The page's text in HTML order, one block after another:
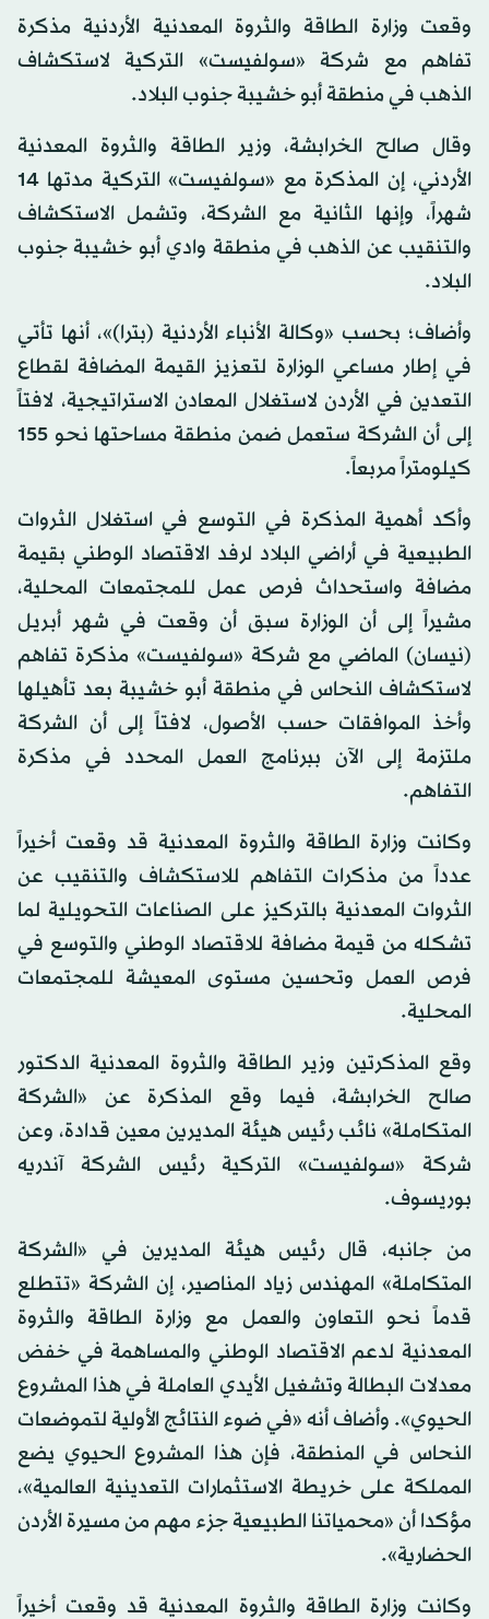
وقعت وزارة الطاقة والثروة المعدنية الأردنية مذكرة
تفاهم مع شركة «سولفيست» التركية لاستكشاف
الذهب في منطقة أبو خشيبة جنوب البلاد.
وقال صالح الخرابشة، وزير الطاقة والثروة المعدنية
الأردني، إن المذكرة مع «سولفيست» التركية مدتها 14
شهراً، وإنها الثانية مع الشركة، وتشمل الاستكشاف
والتنقيب عن الذهب في منطقة وادي أبو خشيبة جنوب
البلاد.
وأضاف؛ بحسب «وكالة الأنباء الأردنية (بترا)»، أنها تأتي
في إطار مساعي الوزارة لتعزيز القيمة المضافة لقطاع
التعدين في الأردن لاستغلال المعادن الاستراتيجية، لافتاً
إلى أن الشركة ستعمل ضمن منطقة مساحتها نحو 155
كيلومتراً مربعاً.
وأكد أهمية المذكرة في التوسع في استغلال الثروات
الطبيعية في أراضي البلاد لرفد الاقتصاد الوطني بقيمة
مضافة واستحداث فرص عمل للمجتمعات المحلية،
مشيراً إلى أن الوزارة سبق أن وقعت في شهر أبريل
(نيسان) الماضي مع شركة «سولفيست» مذكرة تفاهم
لاستكشاف النحاس في منطقة أبو خشيبة بعد تأهيلها
وأخذ الموافقات حسب الأصول، لافتاً إلى أن الشركة
ملتزمة إلى الآن ببرنامج العمل المحدد في مذكرة
التفاهم.
وكانت وزارة الطاقة والثروة المعدنية قد وقعت أخيراً
عدداً من مذكرات التفاهم للاستكشاف والتنقيب عن
الثروات المعدنية بالتركيز على الصناعات التحويلية لما
تشكله من قيمة مضافة للاقتصاد الوطني والتوسع في
فرص العمل وتحسين مستوى المعيشة للمجتمعات
المحلية.
وقع المذكرتين وزير الطاقة والثروة المعدنية الدكتور
صالح الخرابشة، فيما وقع المذكرة عن «الشركة
المتكاملة» نائب رئيس هيئة المديرين معين قدادة، وعن
شركة «سولفيست» التركية رئيس الشركة آندريه
بوريسوف.
من جانبه، قال رئيس هيئة المديرين في «الشركة
المتكاملة» المهندس زياد المناصير، إن الشركة «تتطلع
قدماً نحو التعاون والعمل مع وزارة الطاقة والثروة
المعدنية لدعم الاقتصاد الوطني والمساهمة في خفض
معدلات البطالة وتشغيل الأيدي العاملة في هذا المشروع
الحيوي». وأضاف أنه «في ضوء النتائج الأولية لتموضعات
النحاس في المنطقة، فإن هذا المشروع الحيوي يضع
المملكة على خريطة الاستثمارات التعدينية العالمية»،
مؤكدا أن «محمياتنا الطبيعية جزء مهم من مسيرة الأردن
الحضارية».
وكانت وزارة الطاقة والثروة المعدنية قد وقعت أخيراً